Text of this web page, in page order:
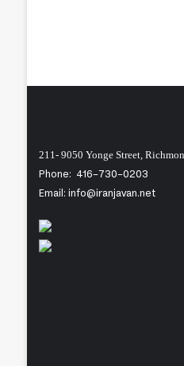
211- 9050 Yonge Street,
Phone: 416-730-0203
Email: info@iranjavan.net